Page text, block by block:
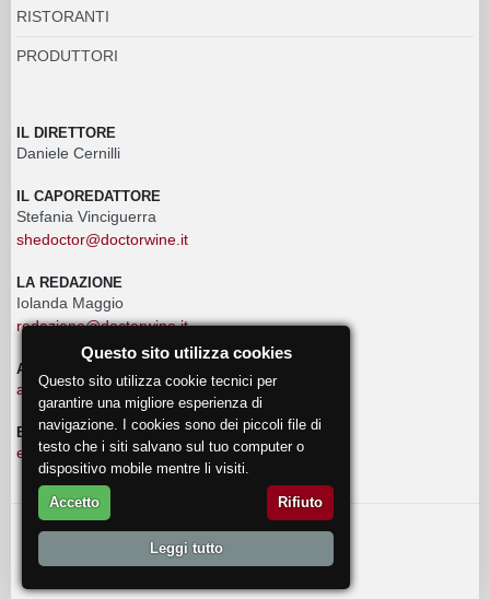
RISTORANTI
PRODUTTORI
IL DIRETTORE
Daniele Cernilli
IL CAPOREDATTORE
Stefania Vinciguerra
shedoctor@doctorwine.it
LA REDAZIONE
Iolanda Maggio
redazione@doctorwine.it
ADVERTISING
advertising@doctorwine.it
EVENTI
eventi@doctorwine.it
© 2018 DoctorWine .
Questo sito utilizza cookies
Questo sito utilizza cookie tecnici per
garantire una migliore esperienza di
navigazione. I cookies sono dei piccoli file di
testo che i siti salvano sul tuo computer o
dispositivo mobile mentre li visiti.
Accetto Rifiuto
Leggi tutto